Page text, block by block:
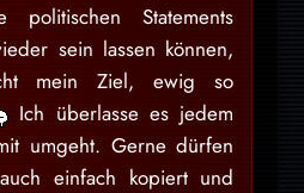
Statements
sein lassen können,
mein Ziel, ewig so
Ich überlasse es jedem
umgeht. Gerne dürfen
einfach kopiert und